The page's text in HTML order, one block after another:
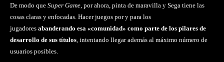
De modo que Super Game, por ahora, pinta de maravilla y Sega tiene las
cosas claras y enfocadas. Hacer juegos por y para los
jugadores abanderando esa «comunidad» como parte de los pilares de
desarrollo de sus títulos, intentando llegar además al máximo número de
usuarios posibles.